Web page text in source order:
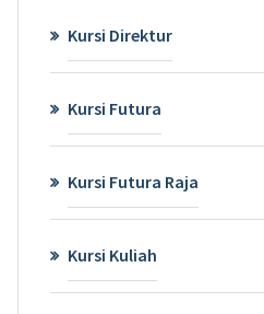
Kursi Direktur
Kursi Futura
Kursi Futura Raja
Kursi Kuliah